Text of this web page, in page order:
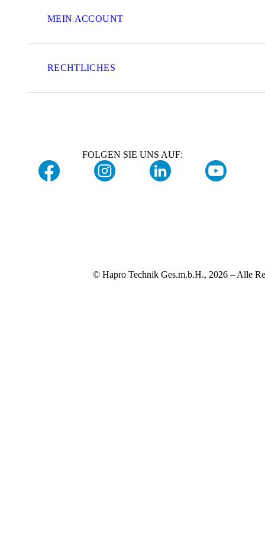
MEIN ACCOUNT
RECHTLICHES
FOLGEN SIE UNS AUF:
© Hapro Technik Ges.m.b.H., 2026 – Alle